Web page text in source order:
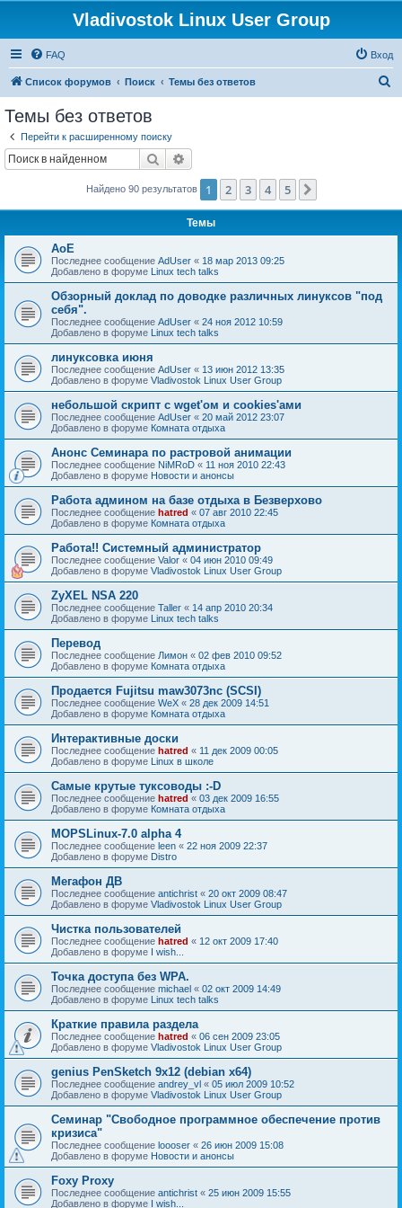
Vladivostok Linux User Group
FAQ Вход
Список форумов Поиск Темы без ответов
Темы без ответов
Перейти к расширенному поиску
Поиск
Найдено 90 результатов 1 2 3 4 5
Темы
AoE
Последнее сообщение AdUser « 18 мар 2013 09:25
Добавлено в форуме Linux tech talks
Обзорный доклад по доводке различных линуксов "под
себя".
Последнее сообщение AdUser « 24 ноя 2012 10:59
Добавлено в форуме Linux tech talks
линуксовка июня
Последнее сообщение AdUser « 13 июн 2012 13:35
Добавлено в форуме Vladivostok Linux User Group
небольшой скрипт с wget'ом и cookies'ами
Последнее сообщение AdUser « 20 май 2012 23:07
Добавлено в форуме Комната отдыха
Анонс Семинара по растровой анимации
Последнее сообщение NiMRoD « 11 ноя 2010 22:43
Добавлено в форуме Новости и анонсы
Работа админом на базе отдыха в Безверхово
Последнее сообщение hatred « 07 авг 2010 22:45
Добавлено в форуме Комната отдыха
Работа!! Системный администратор
Последнее сообщение Valor « 04 июн 2010 09:49
Добавлено в форуме Vladivostok Linux User Group
ZyXEL NSA 220
Последнее сообщение Taller « 14 апр 2010 20:34
Добавлено в форуме Linux tech talks
Перевод
Последнее сообщение Лимон « 02 фев 2010 09:52
Добавлено в форуме Комната отдыха
Продается Fujitsu maw3073nc (SCSI)
Последнее сообщение WeX « 28 дек 2009 14:51
Добавлено в форуме Комната отдыха
Интерактивные доски
Последнее сообщение hatred « 11 дек 2009 00:05
Добавлено в форуме Linux в школе
Самые крутые туксоводы :-D
Последнее сообщение hatred « 03 дек 2009 16:55
Добавлено в форуме Комната отдыха
MOPSLinux-7.0 alpha 4
Последнее сообщение leen « 22 ноя 2009 22:37
Добавлено в форуме Distro
Мегафон ДВ
Последнее сообщение antichrist « 20 окт 2009 08:47
Добавлено в форуме Vladivostok Linux User Group
Чистка пользователей
Последнее сообщение hatred « 12 окт 2009 17:40
Добавлено в форуме I wish...
Точка доступа без WPA.
Последнее сообщение michael « 02 окт 2009 14:49
Добавлено в форуме Linux tech talks
Краткие правила раздела
Последнее сообщение hatred « 06 сен 2009 23:05
Добавлено в форуме Vladivostok Linux User Group
genius PenSketch 9x12 (debian x64)
Последнее сообщение andrey_vl « 05 июл 2009 10:52
Добавлено в форуме Vladivostok Linux User Group
Семинар "Свободное программное обеспечение против
кризиса"
Последнее сообщение loooser « 26 июн 2009 15:08
Добавлено в форуме Новости и анонсы
Foxy Proxy
Последнее сообщение antichrist « 25 июн 2009 15:55
Добавлено в форуме I wish...